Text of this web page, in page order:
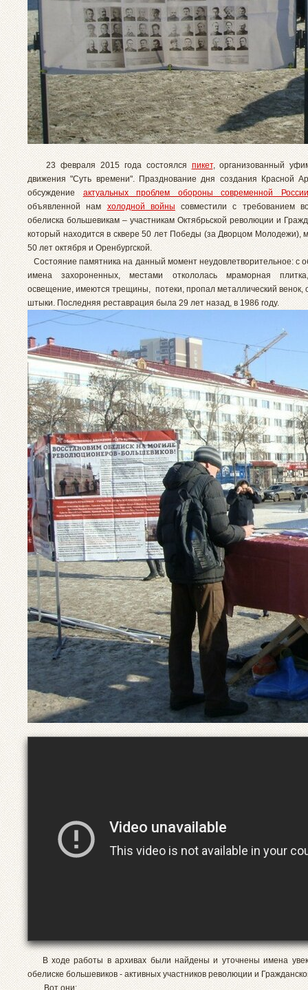
23 февраля 2015 года состоялся пикет, организованный
движения "Суть времени". Празднование дня создания Красной
обсуждение актуальных проблем обороны современной России
объявленной нам холодной войны совместили с требованием
обелиска большевикам – участникам Октябрьской революции и
который находится в сквере 50 лет Победы (за Дворцом Молодежи),
50 лет октября и Оренбургской.
Состояние памятника на данный момент неудовлетворительное: с
имена захороненных, местами откололась мраморная плитка,
освещение, имеются трещины, потеки, пропал металлический венок,
штыки. Последняя реставрация была 29 лет назад, в 1986 году.
В ходе работы в архивах были найдены и уточнены имена
обелиске большевиков - активных участников революции и
Вот они: